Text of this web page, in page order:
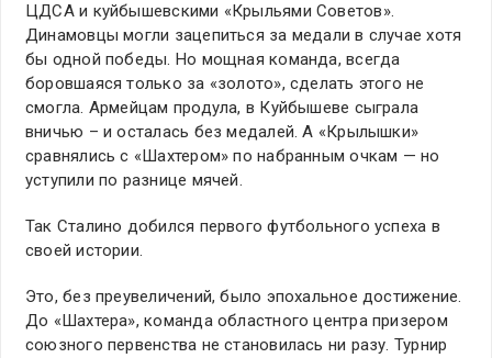
ЦДСА и куйбышевскими «Крыльями Советов».
Динамовцы могли зацепиться за медали в случае хотя
бы одной победы. Но мощная команда, всегда
боровшаяся только за «золото», сделать этого не
смогла. Армейцам продула, в Куйбышеве сыграла
вничью – и осталась без медалей. А «Крылышки»
сравнялись с «Шахтером» по набранным очкам — но
уступили по разнице мячей.
Так Сталино добился первого футбольного успеха в
своей истории.
Это, без преувеличений, было эпохальное достижение.
До «Шахтера», команда областного центра призером
союзного первенства не становилась ни разу. Турнир